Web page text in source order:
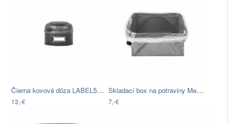
Čierna kovová dóza LABEL51 Antigue, ⌀…
13,-€
Skladací box na potraviny Metaltex, 23…
7,-€